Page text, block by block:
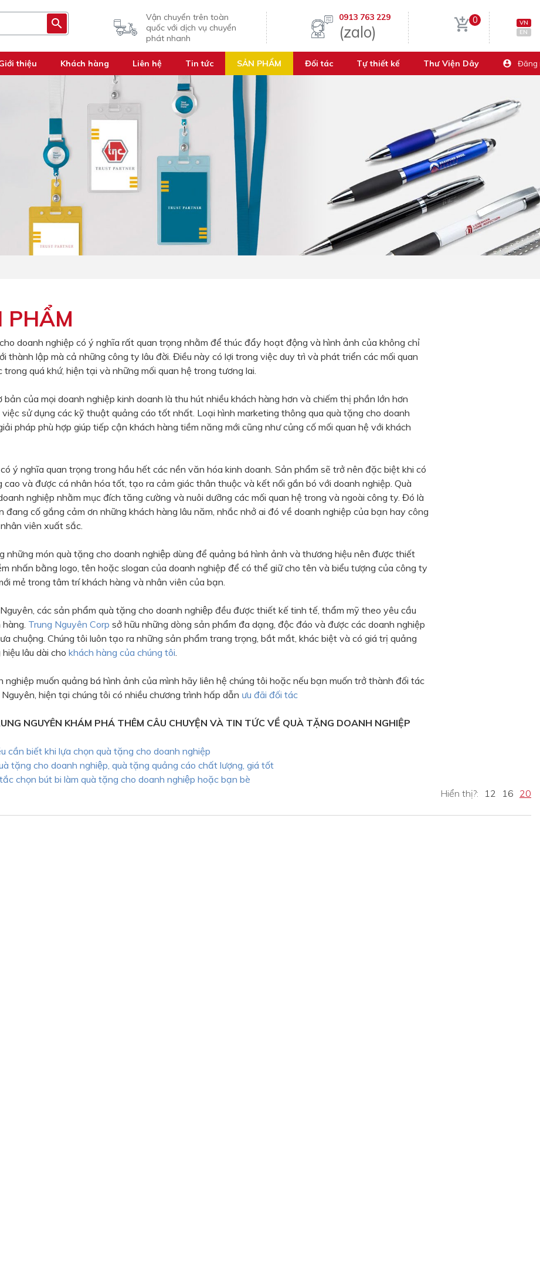
Vận chuyển trên toàn
quốc với dịch vụ chuyển
phát nhanh
0913 763 229
(zalo)
0
VN
EN
thiệu Khách hàng Liên hệ Tin tức SẢN PHẨM Đối tác Tự thiết kế Thư Viện Dây Đăng
PHẨM
doanh nghiệp có ý nghĩa rất quan trọng nhằm để thúc đẩy hoạt động và hình ảnh của không chỉ
thành lập mà cả những công ty lâu đời. Điều này có lợi trong việc duy trì và phát triển các mối quan
trong quá khứ, hiện tại và những mối quan hệ trong tương lai.
bản của mọi doanh nghiệp kinh doanh là thu hút nhiều khách hàng hơn và chiếm thị phần lớn hơn
sử dụng các kỹ thuật quảng cáo tốt nhất. Loại hình marketing thông qua quà tặng cho doanh
pháp phù hợp giúp tiếp cận khách hàng tiềm năng mới cũng như củng cố mối quan hệ với khách
ý nghĩa quan trọng trong hầu hết các nền văn hóa kinh doanh. Sản phẩm sẽ trở nên đặc biệt khi có
cao và được cá nhân hóa tốt, tạo ra cảm giác thân thuộc và kết nối gắn bó với doanh nghiệp. Quà
nghiệp nhằm mục đích tăng cường và nuôi dưỡng các mối quan hệ trong và ngoài công ty. Đó là
đang cố gắng cảm ơn những khách hàng lâu năm, nhắc nhở ai đó về doanh nghiệp của bạn hay công
viên xuất sắc.
những món quà tặng cho doanh nghiệp dùng để quảng bá hình ảnh và thương hiệu nên được thiết
nhấn bằng logo, tên hoặc slogan của doanh nghiệp để có thể giữ cho tên và biểu tượng của công ty
mẻ trong tâm trí khách hàng và nhân viên của bạn.
các sản phẩm quà tặng cho doanh nghiệp đều được thiết kế tinh tế, thẩm mỹ theo yêu cầu
Trung Nguyên Corp sở hữu những dòng sản phẩm đa dạng, độc đáo và được các doanh nghiệp
chuộng. Chúng tôi luôn tạo ra những sản phẩm trang trọng, bắt mắt, khác biệt và có giá trị quảng
lâu dài cho khách hàng của chúng tôi.
nghiệp muốn quảng bá hình ảnh của mình hãy liên hệ chúng tôi hoặc nếu bạn muốn trở thành đối tác
hiện tại chúng tôi có nhiều chương trình hấp dẫn ưu đãi đối tác
NGUYÊN KHÁM PHÁ THÊM CÂU CHUYỆN VÀ TIN TỨC VỀ QUÀ TẶNG DOANH NGHIỆP
cần biết khi lựa chọn quà tặng cho doanh nghiệp
tặng cho doanh nghiệp, quà tặng quảng cáo chất lượng, giá tốt
chọn bút bi làm quà tặng cho doanh nghiệp hoặc bạn bè
Hiển thị?:
12 16 20